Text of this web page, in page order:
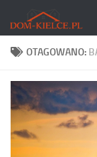
Skip to content
OTAGOWANO: